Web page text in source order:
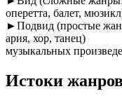
оперетта, балет,
►Подвид (простые
ария, хор, танец)
музыкальных
Истоки